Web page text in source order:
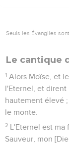
Seuls les Évangiles
Le cantique
1 Alors Moïse, et
l'Eternel, et dirent
hautement élevé
le monte.
2 L'Eternel est ma
Sauveur, mon